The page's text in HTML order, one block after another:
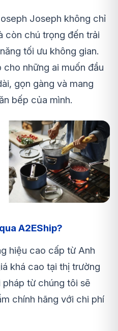
Joseph không chỉ
còn chú trọng đến trải
tối ưu không gian.
những ai muốn đầu
gọn gàng và mang
bếp của mình.
A2EShip?
hiệu cao cấp từ Anh
khá cao tại thị trường
từ chúng tôi sẽ
chính hãng với chi phí